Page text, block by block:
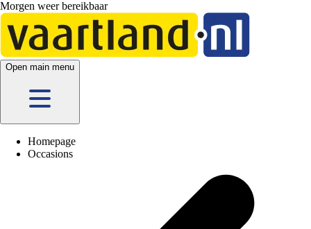
Morgen weer bereikbaar
Open main menu
Homepage
Occasions